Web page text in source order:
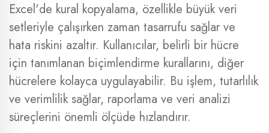
Excel'de kural kopyalama, özellikle büyük veri
setleriyle çalışırken zaman tasarrufu sağlar ve
hata riskini azaltır. Kullanıcılar, belirli bir hücre
için tanımlanan biçimlendirme kurallarını, diğer
hücrelere kolayca uygulayabilir. Bu işlem, tutarlılık
ve verimlilik sağlar, raporlama ve veri analizi
süreçlerini önemli ölçüde hızlandırır.